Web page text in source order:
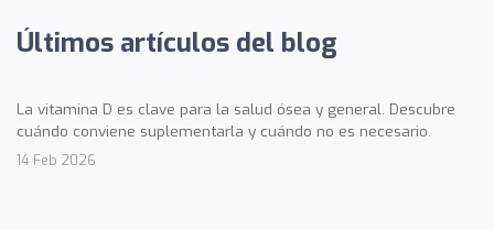
Últimos artículos del blog
La vitamina D es clave para la salud ósea y general. Descubre
cuándo conviene suplementarla y cuándo no es necesario.
14 Feb 2026